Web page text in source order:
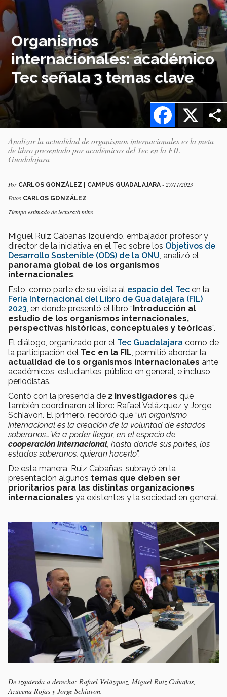
Organismos
internacionales: académico
Tec señala 3 temas clave
X
Facebook
Analizar la actualidad de organismos internacionales es la meta
de libro presentado por académicos del Tec en la FIL
Guadalajara
Por CARLOS GONZÁLEZ | CAMPUS GUADALAJARA - 27/11/2023
Fotos CARLOS GONZÁLEZ
Tiempo estimado de lectura:6 mins
Miguel Ruiz Cabañas Izquierdo, embajador, profesor y
director de la iniciativa en el Tec sobre los Objetivos de
Desarrollo Sostenible (ODS) de la ONU analizó el
panorama global de los organismos
internacionales.
Esto, como parte de su visita al espacio del Tec en la
Feria Internacional del Libro de Guadalajara (FIL)
2023 , en donde presentó el libro “Introducción al
estudio de los organismos internacionales,
perspectivas históricas, conceptuales y teóricas”.
El diálogo, organizado por el Tec Guadalajara como de
la participación del Tec en la FIL , permitió abordar la
actualidad de los organismos internacionales ante
académicos, estudiantes, público en general, e incluso,
periodistas.
Contó con la presencia de 2 investigadores que
también coordinaron el libro: Rafael Velázquez y Jorge
Schiavon. El primero, recordó que “un organismo
internacional es la creación de la voluntad de estados
soberanos… Va a poder llegar, en el espacio de
cooperación internacional , hasta donde sus partes, los
estados soberanos, quieran hacerlo”.
De esta manera, Ruiz Cabañas, subrayó en la
presentación algunos temas que deben ser
prioritarios para las distintas organizaciones
internacionales ya existentes y la sociedad en general.
De izquierda a derecha: Rafael Velázquez, Miguel Ruiz Cabañas,
Azucena Rojas y Jorge Schiavon.